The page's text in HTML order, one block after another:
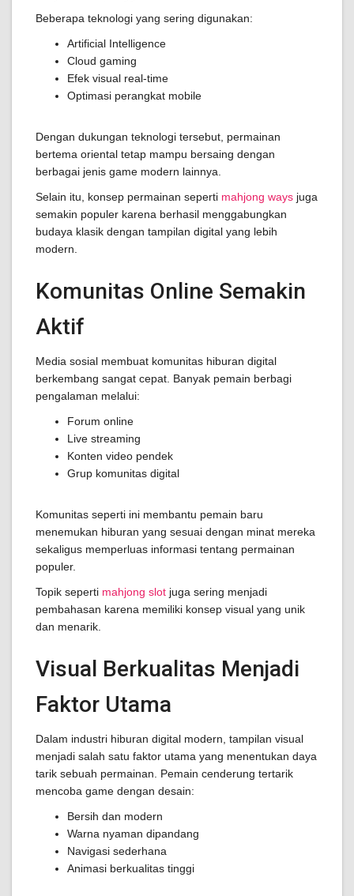
Beberapa teknologi yang sering digunakan:
Artificial Intelligence
Cloud gaming
Efek visual real-time
Optimasi perangkat mobile
Dengan dukungan teknologi tersebut, permainan
bertema oriental tetap mampu bersaing dengan
berbagai jenis game modern lainnya.
Selain itu, konsep permainan seperti mahjong ways juga
semakin populer karena berhasil menggabungkan
budaya klasik dengan tampilan digital yang lebih
modern.
Komunitas Online Semakin
Aktif
Media sosial membuat komunitas hiburan digital
berkembang sangat cepat. Banyak pemain berbagi
pengalaman melalui:
Forum online
Live streaming
Konten video pendek
Grup komunitas digital
Komunitas seperti ini membantu pemain baru
menemukan hiburan yang sesuai dengan minat mereka
sekaligus memperluas informasi tentang permainan
populer.
Topik seperti mahjong slot juga sering menjadi
pembahasan karena memiliki konsep visual yang unik
dan menarik.
Visual Berkualitas Menjadi
Faktor Utama
Dalam industri hiburan digital modern, tampilan visual
menjadi salah satu faktor utama yang menentukan daya
tarik sebuah permainan. Pemain cenderung tertarik
mencoba game dengan desain:
Bersih dan modern
Warna nyaman dipandang
Navigasi sederhana
Animasi berkualitas tinggi